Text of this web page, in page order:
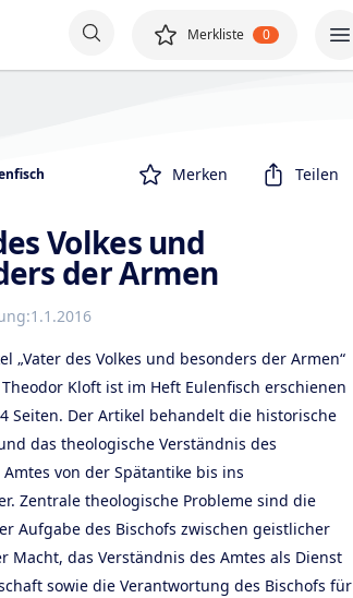
Merkliste 0
Merken Teilen
Volkes und
der Armen
1.1.2016
„Vater des Volkes und besonders der Armen“
Kloft ist im Heft Eulenfisch erschienen
Seiten. Der Artikel behandelt die historische
das theologische Verständnis des
von der Spätantike bis ins
Zentrale theologische Probleme sind die
Aufgabe des Bischofs zwischen geistlicher
Macht, das Verständnis des Amtes als Dienst
sowie die Verantwortung des Bischofs für